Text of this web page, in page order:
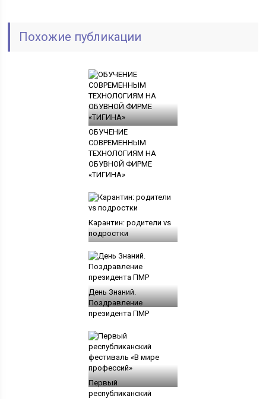
Похожие публикации
ОБУЧЕНИЕ
СОВРЕМЕННЫМ
ТЕХНОЛОГИЯМ НА
ОБУВНОЙ ФИРМЕ
«ТИГИНА»
Карантин: родители vs
подростки
День Знаний.
Поздравление
президента ПМР
Первый
республиканский